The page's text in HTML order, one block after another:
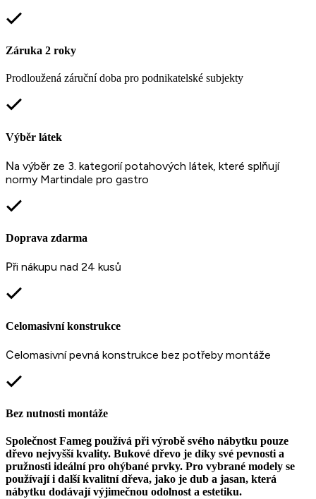
Záruka 2 roky
Prodloužená záruční doba pro podnikatelské subjekty
Výběr látek
Na výběr ze 3. kategorií potahových látek, které splňují
normy Martindale pro gastro
Doprava zdarma
Při nákupu nad 24 kusů
Celomasivní konstrukce
Celomasivní pevná konstrukce bez potřeby montáže
Bez nutnosti montáže
Společnost Fameg používá při výrobě svého nábytku pouze
dřevo nejvyšší kvality. Bukové dřevo je díky své pevnosti a
pružnosti ideální pro ohýbané prvky. Pro vybrané modely se
používají i další kvalitní dřeva, jako je dub a jasan, která
nábytku dodávají výjimečnou odolnost a estetiku.